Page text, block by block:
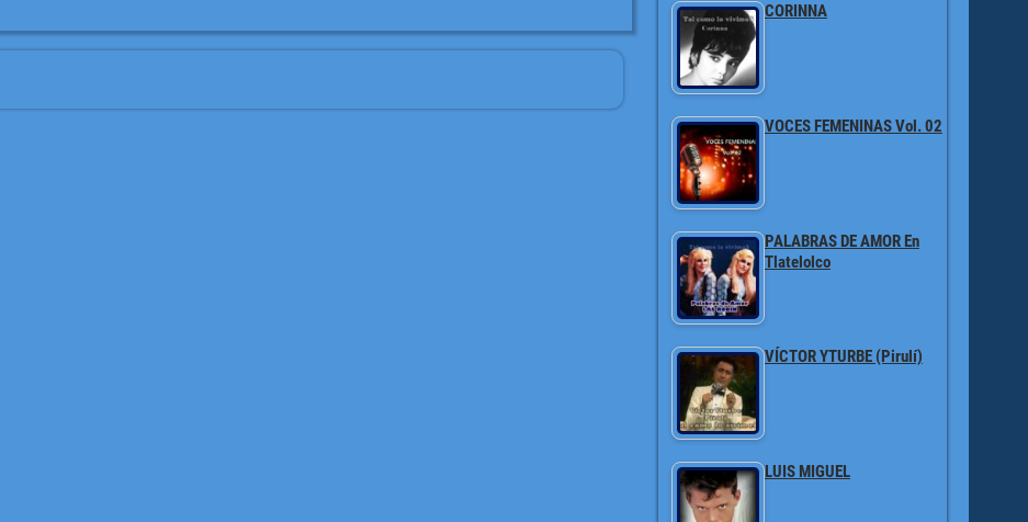
CORINNA
VOCES FEMENINAS Vol. 02
PALABRAS DE AMOR En
Tlatelolco
VÍCTOR YTURBE (Pirulí)
LUIS MIGUEL